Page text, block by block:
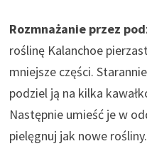
Rozmnażanie przez
roślinę Kalanchoe
mniejsze części.
podziel ją na kilka
Następnie umieść je w
pielęgnuj jak nowe rośliny.